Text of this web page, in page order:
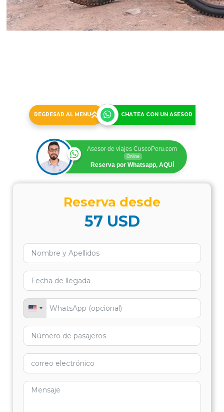
INCLUYE:
NO INCLUYE:
BICICLETAS MARLIN 7
➤ Ideal para familias y personas de todas las
VISA
MASTERCARD
REGRESAR AL MENU CHATEA CON UN ASESOR
Asesor de viajes CuscoPeru.com
Online
Reserva por Whatsapp, AQUÍ
Reserva desde
57 USD
United States +1